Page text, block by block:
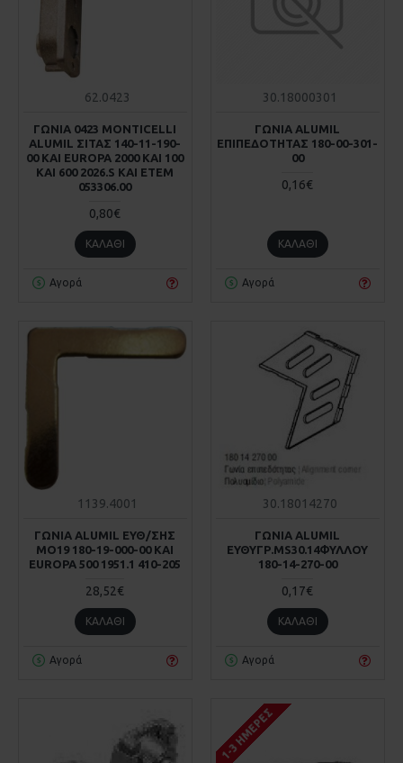
62.0423
ΓΩΝΙΑ 0423 MONTICELLI
ALUMIL ΣΙΤΑΣ 140-11-190-
00 KAI EUROPA 2000 KAI 100
KAI 600 2026.S KAI ΕΤΕΜ
053306.00
0,80€
ΚΑΛΆΘΙ
Αγορά
30.18000301
ΓΩΝΙΑ ALUMIL
ΕΠΙΠΕΔΟΤΗΤΑΣ 180-00-301-
00
0,16€
ΚΑΛΆΘΙ
Αγορά
1139.4001
ΓΩΝΙΑ ALUMIL ΕΥΘ/ΣΗΣ
ΜΟ19 180-19-000-00 KAI
EUROPA 500 1951.1 410-205
28,52€
ΚΑΛΆΘΙ
Αγορά
30.18014270
ΓΩΝΙΑ ALUMIL
ΕΥΘΥΓΡ.MS30.14ΦΥΛΛΟΥ
180-14-270-00
0,17€
ΚΑΛΆΘΙ
Αγορά
1-3 ΗΜΈΡΕΣ